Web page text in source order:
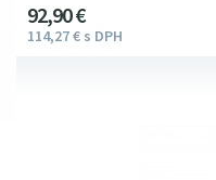
92 90€
114 27€ s DPH